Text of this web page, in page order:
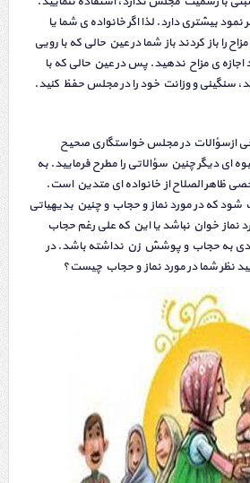
بیشتری دارد. لذا اگر خانواده ی شما یا
را باز کردند باز شما در عین حالی که با رویی
اجازه ی مزاح ندهید. پس در عین حالی که با
سنگینی و وزانت خود را در مجلس حفظ کنید.
در مجلس خواستگاری صحیح
ای دیگر چنین سؤالاتی را مطرح فرمایید. به
ظاهر الصلاح از خانواده ای متدین است.
که در مورد نماز و حجاب و چنین بدیهیاتی
نماز خوان نباشد یا این که علی رغم حجاب
به حجاب و پوشش زن نداشته باشد. در
نظر شما در مورد نماز و حجاب چیست؟